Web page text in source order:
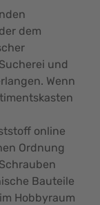
dem
und
Wenn
online
Ordnung
Bauteile
Hobbyraum